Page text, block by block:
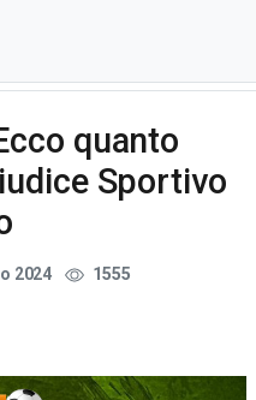
quanto
Sportivo
2024 1555